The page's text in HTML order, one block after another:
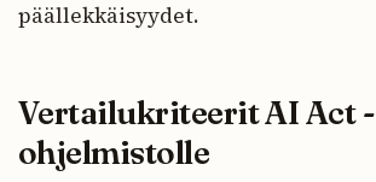
päällekkäisyydet.
Vertailukriteerit AI Act -
ohjelmistolle